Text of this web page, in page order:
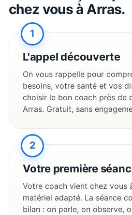
chez vous à Arras.
1
L'appel découverte
On vous rappelle pour
besoins, votre santé et vos
choisir le bon coach près de
Arras. Gratuit, sans
2
Votre première
Votre coach vient chez vous
matériel adapté. La séance
bilan : on parle, on observe,